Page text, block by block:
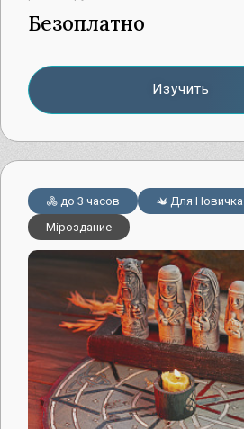
Безоплатно
Изучить
до 3 часов
Для Новичка
Мiроздание